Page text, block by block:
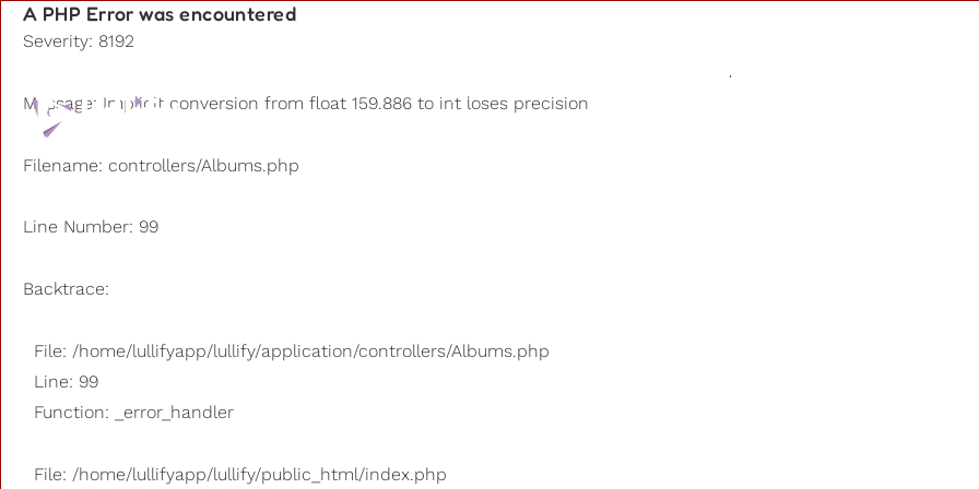
A PHP Error was encountered
Severity: 8192
Message: Implicit conversion from float 159.886 to int loses precision
Filename: controllers/Albums.php
Line Number: 99
Backtrace:
File: /home/lullifyapp/lullify/application/controllers/Albums.php
Line: 99
Function: _error_handler
File: /home/lullifyapp/lullify/public_html/index.php
Playlists